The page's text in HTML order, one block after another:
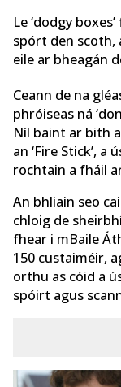
Le ‘dodgy
spórt den scoth,
eile ar bheagán
Ceann de na
phróiseas ná
Níl baint ar bith
an ‘Fire Stick’,
rochtain a fháil
An bhliain seo
chloig de
fhear i mBaile
150 custaiméir,
orthu as cóid a
spóirt agus